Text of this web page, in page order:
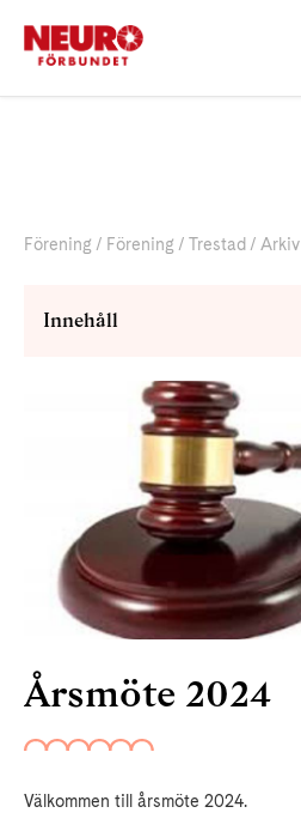
Förening Förening Trestad Arkiv
Innehåll
Årsmöte 2024
Välkommen till årsmöte 2024.